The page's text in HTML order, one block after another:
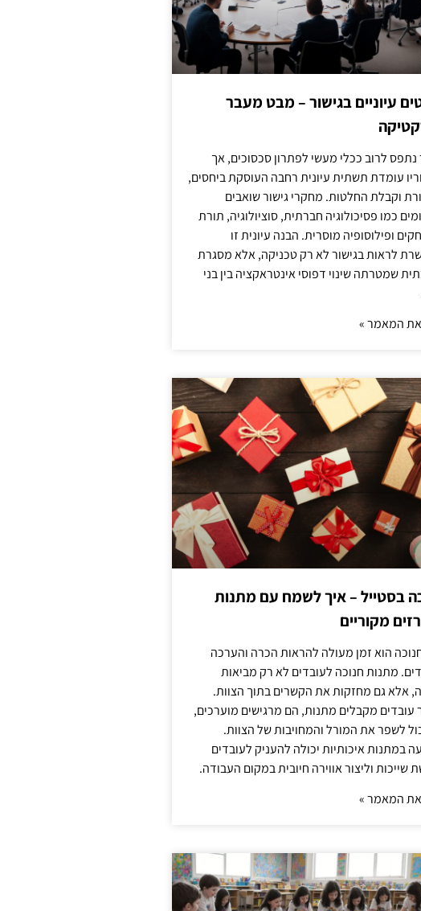
עיוניים בגישור – מבט מעבר
נתפס לרוב ככלי מעשי לפתרון סכסוכים, אך
עומדת תשתית עיונית רחבה העוסקת ביחסים,
וקבלת החלטות. מחקרי גישור שואבים
כמו פסיכולוגיה חברתית, סוציולוגיה, תורת
ופילוסופיה מוסרית. הבנה עיונית זו
לראות בגישור לא רק טכניקה, אלא מסגרת
שמטרתה שינוי דפוסי אינטראקציה בין בני
המאמר »
בסטייל – איך לשמח עם מתנות
מקוריים
הוא זמן מעולה להראות הכרה והערכה
מתנות חנוכה לעובדים לא רק מביאות
אלא גם מחזקות את הקשרים בתוך הצוות.
עובדים מקבלים מתנות, הם מרגישים מוערכים,
לשפר את המורל והמחויבות של הצוות.
במתנות איכותיות יכולה להעניק לעובדים
שייכות וליצור אווירה חיובית במקום העבודה.
המאמר »